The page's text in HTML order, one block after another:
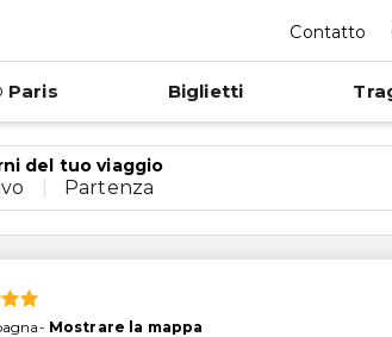
Contatto
Paris Biglietti
del tuo viaggio
Partenza
- Mostrare la mappa